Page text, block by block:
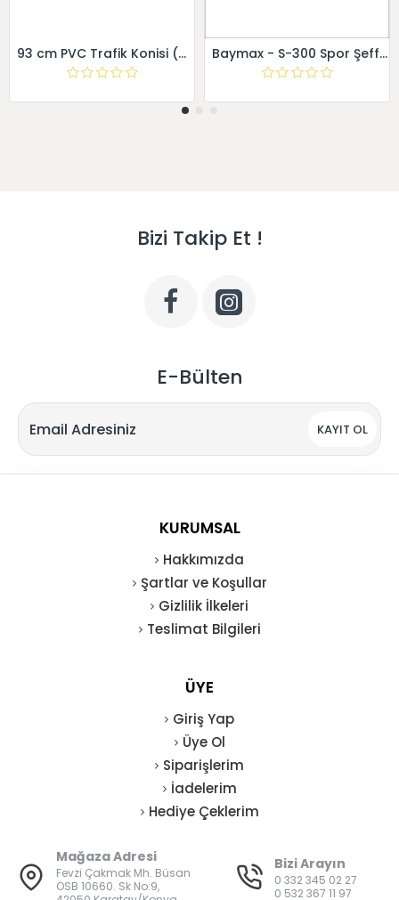
93 cm PVC Trafik Konisi (Çift reflektifli) - - Dörtgen Baymax - S-300 Spor Şeffaf Gözlük
Bizi Takip Et !
E-Bülten
KAYIT OL
KURUMSAL
Hakkımızda
Şartlar ve Koşullar
Gizlilik İlkeleri
Teslimat Bilgileri
ÜYE
Giriş Yap
Üye Ol
Siparişlerim
İadelerim
Hediye Çeklerim
Mağaza Adresi
Fevzi Çakmak Mh. Büsan
OSB 10660. Sk No:9,
Bizi Arayın
0 332 345 02 27
0 532 367 11 97